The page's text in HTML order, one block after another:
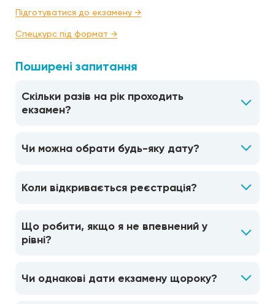
Підготуватися до екзамену →
Спецкурс під формат →
Поширені запитання
Скільки разів на рік проходить
екзамен?
Чи можна обрати будь-яку дату?
Коли відкривається реєстрація?
Що робити, якщо я не впевнений у
рівні?
Чи однакові дати екзамену щороку?